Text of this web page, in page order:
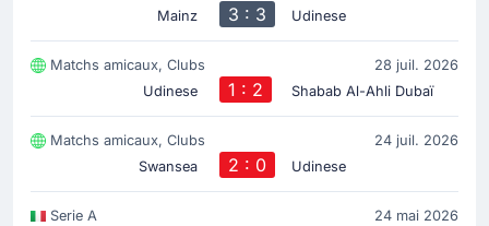
Mainz
3 : 3 Udinese
Matchs amicaux, Clubs
28 juil. 2026
Udinese
1 : 2 Shabab Al-Ahli Dubaï
Matchs amicaux, Clubs
24 juil. 2026
Swansea
2 : 0 Udinese
Serie A
24 mai 2026